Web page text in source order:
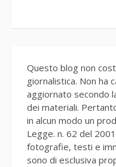
Questo blog non
giornalistica. Non ha
aggiornato secondo
dei materiali.
in alcun modo un
Legge. n. 62 del
fotografie, testi e
sono di esclusiva